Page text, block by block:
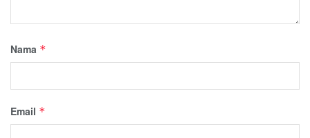
Nama *
Email *